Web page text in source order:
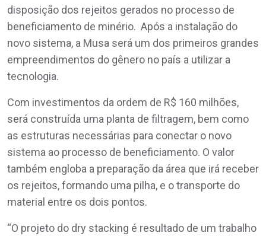
disposição dos rejeitos gerados no processo de
beneficiamento de minério. Após a instalação do
novo sistema, a Musa será um dos primeiros grandes
empreendimentos do gênero no país a utilizar a
tecnologia.
Com investimentos da ordem de R$ 160 milhões,
será construída uma planta de filtragem, bem como
as estruturas necessárias para conectar o novo
sistema ao processo de beneficiamento. O valor
também engloba a preparação da área que irá receber
os rejeitos, formando uma pilha, e o transporte do
material entre os dois pontos.
“O projeto do dry stacking é resultado de um trabalho